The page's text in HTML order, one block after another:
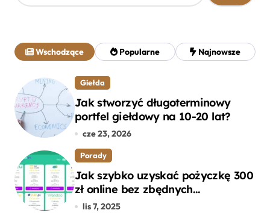
j
:
Wschodzące Popularne Najnowsze
Giełda
Jak stworzyć długoterminowy
portfel giełdowy na 10-20 lat?
cze 23, 2026
Porady
Jak szybko uzyskać pożyczkę 300
zł online bez zbędnych
formalności?
lis 7, 2025